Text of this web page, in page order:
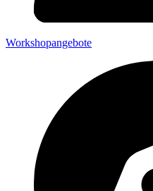
Workshopangebote